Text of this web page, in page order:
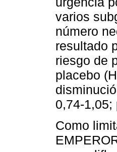
varios
número
resultado
riesgo de
placebo
0,74-1,05;
Como